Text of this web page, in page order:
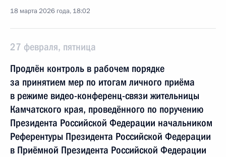
18 марта 2026 года, 18:02
27 февраля, пятница
Продлён контроль в рабочем порядке
за принятием мер по итогам личного приёма
в режиме видео-конференц-связи жительницы
Камчатского края, проведённого по поручению
Президента Российской Федерации начальником
Референтуры Президента Российской Федерации
в Приёмной Президента Российской Федерации